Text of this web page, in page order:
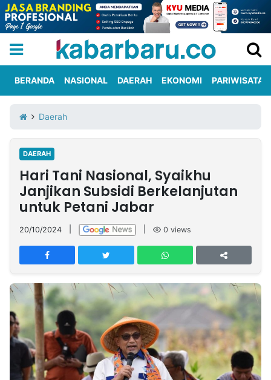
Iklan
Berita
Kami
Nasional
International
Olahraga
Entertainment
Daerah
Pariwisata
Kuliner
Kolom
Network
PT
TREETAN
INDONESIA
Partner
Insight
NTB
Suara
Time
IDN
Jogja
Jalan
Rakyat
Idealita
News
Notice
Dinamikapost.com
Radar
Baru
Seedbacklink
BERANDA NASIONAL DAERAH EKONOMI PARIWISATA
Daerah
DAERAH
Hari Tani Nasional, Syaikhu
Janjikan Subsidi Berkelanjutan
untuk Petani Jabar
20/10/2024 0 views